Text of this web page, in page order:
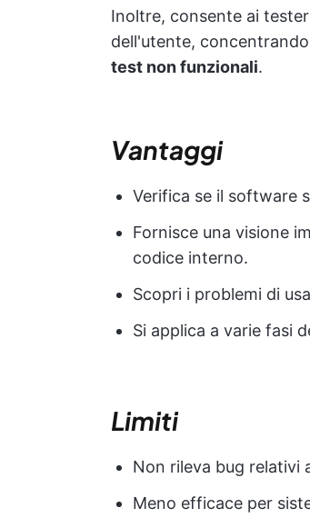
Inoltre, consente ai
dell'utente,
test non funzionali.
Vantaggi
Verifica se il software
Fornisce una visione
codice interno.
Scopri i problemi di
Si applica a varie fasi
Limiti
Non rileva bug relativi
Meno efficace per